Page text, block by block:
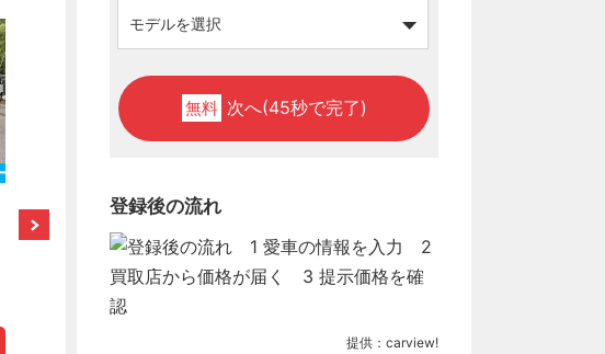
エルグランド２５０ハイウェ
イスター スマートキー 両
側パワースライドドア...
初度登録 : 2011年
ＢＴ ＴＶ 片側電動...
27万円
無料 次へ(45秒で完了)
登録後の流れ
提供：carview!